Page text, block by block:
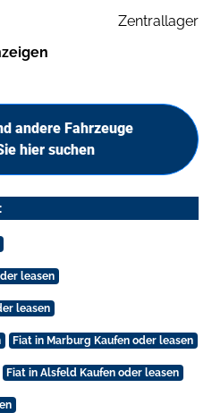
Zentrallager
andere Fahrzeuge
hier suchen
leasen
leasen
Fiat in Marburg Kaufen oder leasen
Fiat in Alsfeld Kaufen oder leasen